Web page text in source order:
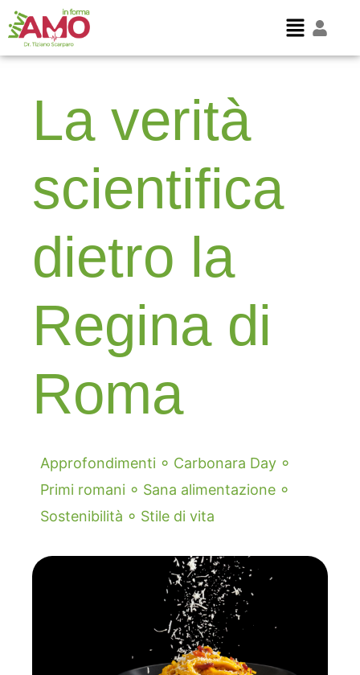
La verità
scientifica
dietro la
Regina di
Roma
Approfondimenti ◦ Carbonara Day ◦
Primi romani ◦ Sana alimentazione ◦
Sostenibilità ◦ Stile di vita